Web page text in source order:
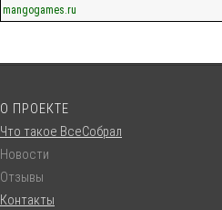
mangogames.ru
О ПРОЕКТЕ
Что такое ВсеСобрал
Новости
Отзывы
Контакты